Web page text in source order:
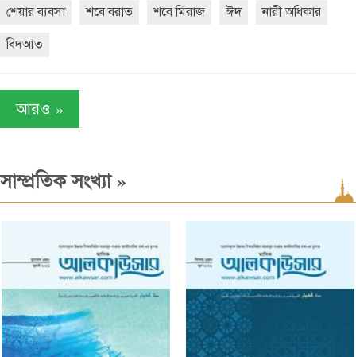
শেয়ার ব্যবসা শবে বরাত শবে মিরাজ ঈদ নারী অধিকার
বিদআত
আরও »
সাম্প্রতিক সংখ্যা»